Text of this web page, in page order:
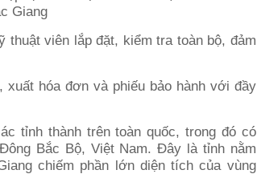
viên lắp đặt, kiểm tra toàn bộ, đảm
xuất hóa đơn và phiếu bảo hành với đầy
tỉnh thành trên toàn quốc, trong đó có
Bắc Bộ, Việt Nam. Đây là tỉnh nằm
chiếm phần lớn diện tích của vùng